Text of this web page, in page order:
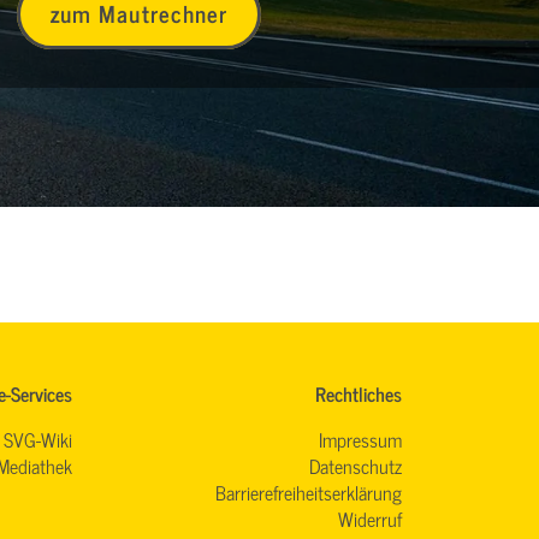
zum Mautrechner
Services
SVG-Wiki
Rechtliches
Impressum
Datenschutz
Barrierefreiheitserklärung
Widerruf